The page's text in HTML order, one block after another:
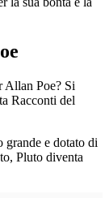
Allan Poe? Si
Racconti del
e dotato di
Pluto diventa